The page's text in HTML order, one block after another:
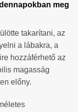
meg
takarítani, az
a lábakra, a
hozzáférhető az
magasság
előny.